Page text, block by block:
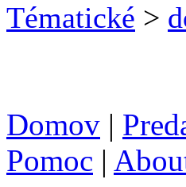
Tématické >
Domov |
Pomoc |